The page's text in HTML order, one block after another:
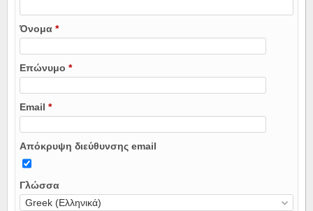
Όνομα *
Επώνυμο *
Email *
Απόκρυψη διεύθυνσης email
Γλώσσα